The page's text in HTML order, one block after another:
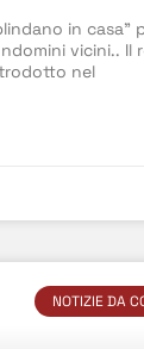
in casa”
vicini.. Il
nel
NOTIZIE DA